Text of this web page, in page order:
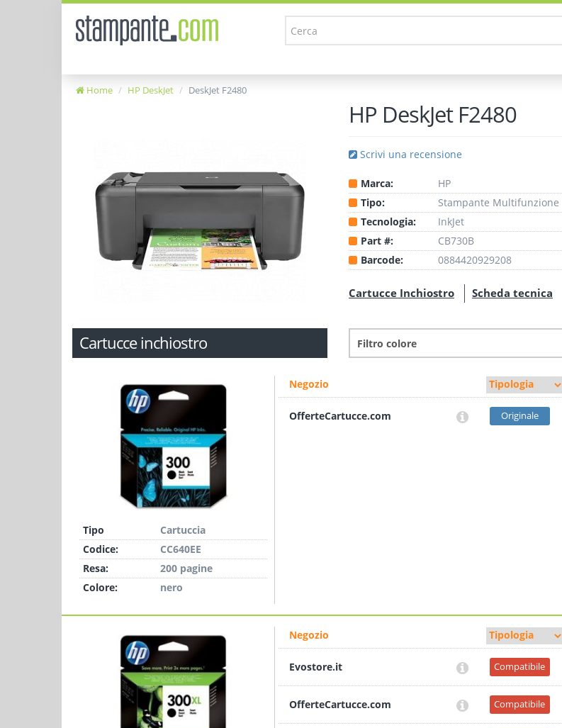
Home HP DeskJet DeskJet F2480
HP DeskJet F2480
Scrivi una recensione
Marca:
HP
Tipo:
Stampante Multifunzione
Tecnologia:
InkJet
Part #:
CB730B
Barcode:
0884420929208
Cartucce Inchiostro Scheda tecnica
Cartucce inchiostro
Tipo
Cartuccia
Codice:
CC640EE
Resa:
200 pagine
Colore:
nero
Negozio
OfferteCartucce.com Originale
Negozio
Evostore.it Compatibile
OfferteCartucce.com Compatibile